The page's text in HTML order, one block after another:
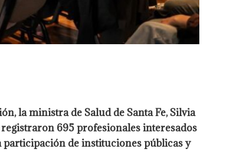
la ministra de Salud de Santa Fe, Silvia
695 profesionales interesados
participación de instituciones públicas y